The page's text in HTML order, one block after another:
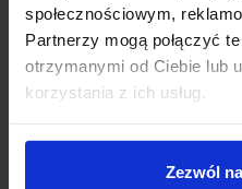
społecznościowym,
Partnerzy mogą połączyć
otrzymanymi od Ciebie lub
korzystania z ich usług.
Zezwól